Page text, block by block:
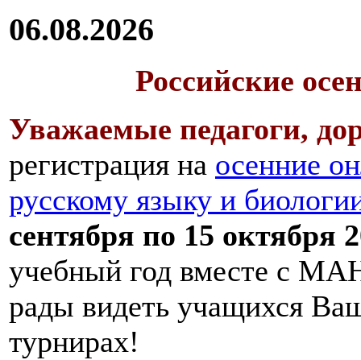
06.08.2026
Российские
Уважаемые педагоги,
регистрация на осенние
русскому языку и
сентября по 15 октября
учебный год вместе с
рады видеть учащихся
турнирах!